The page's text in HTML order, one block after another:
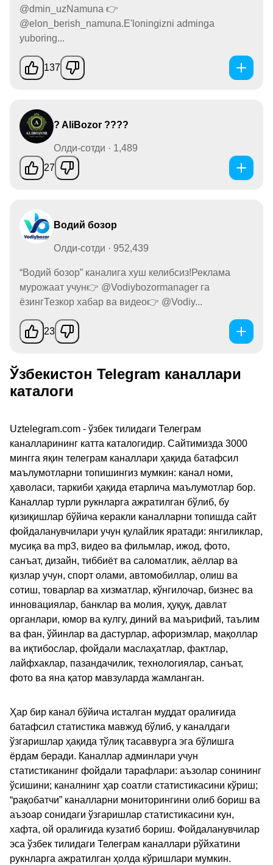
@dmin_uzNamuna 👉
@elon_berish_namuna.E'loningizni adminga
yuboring...
137
? AliBozor ????
Олди-сотди · 1,489
27
Водий бозор
Олди-сотди · 952,439
“Водий бозор” каналига хуш келибсиз!Реклама
мурожаат учун👉 @Vodiybozormanager га
ёзингТезкор хабар ва видео👉 @Vodiy...
23
Ўзбекистон Telegram каналлари
каталоги
Uztelegram.com - ўзбек тилидаги Телеграм
каналларининг катта каталогидир. Сайтимизда 3000
мингга яқин телеграм каналлари ҳақида батафсил
маълумотларни топишингиз мумкин: канал номи,
ҳаволаси, таркиби ҳақида етарлича маълумотлар бор.
Каналлар турли рукнларга ажратилган бўлиб, бу
қизиқишлар бўйича керакли каналларни топишда сайт
фойдаланувчилари учун қулайлик яратади: янгиликлар,
мусиқа ва mp3, видео ва фильмлар, ижод, фото,
санъат, дизайн, тиббиёт ва саломатлик, аёллар ва
қизлар учун, спорт олами, автомобиллар, олиш ва
сотиш, товарлар ва хизматлар, кўнгилочар, бизнес ва
инновациялар, банклар ва молия, ҳуқуқ, давлат
органлари, юмор ва кулгу, диний ва маърифий, таълим
ва фан, ўйинлар ва дастурлар, афоризмлар, мақоллар
ва иқтибослар, фойдали маслаҳатлар, фактлар,
лайфхаклар, пазандачилик, технологиялар, санъат,
фото ва яна қатор мавзуларда жамланган.
Ҳар бир канал бўйича исталган муддат оралиғида
батафсил статистика мавжуд бўлиб, у каналдаги
ўзгаришлар ҳақида тўлиқ тасаввурга эга бўлишга
ёрдам беради. Каналлар админлари учун
статистиканинг фойдали тарафлари: аъзолар сонининг
ўсишини; каналнинг ҳар соатли статистикасини кўриш;
“рақобатчи” каналларни мониторингини олиб бориш ва
аъзоар сонидаги ўзгаришлар статистикасини кун,
хафта, ой оралиғида кузатиб бориш. Фойдаланувчилар
эса ўзбек тилидаги Телеграм каналлари рўйхатини
рукнларга ажратилган ҳолда кўришлари мумкин.